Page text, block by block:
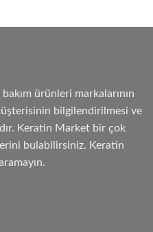
ürünleri markalarının
bilgilendirilmesi ve
Keratin Market bir çok
bulabilirsiniz. Keratin